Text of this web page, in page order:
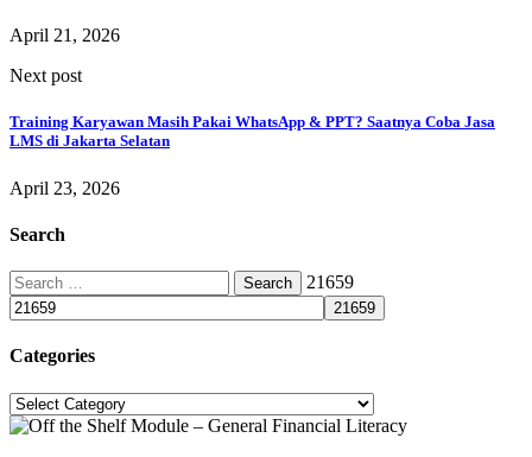
April 21, 2026
Next post
Training Karyawan Masih Pakai WhatsApp & PPT? Saatnya Coba Jasa
LMS di Jakarta Selatan
April 23, 2026
Search
Search
for:
21659
Categories
Categories